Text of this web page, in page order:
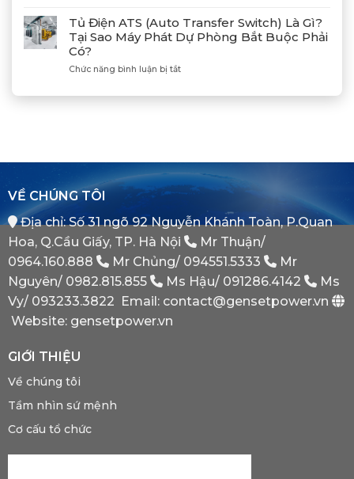
Mitsubishi
Heavy
Industries
Khẳng
Vị
Của
Bình
Minh
Phát
Bị
Dầu
Xác
Đồng
Bộ
Máy
Điện
Tủ Điện ATS (Auto Transfer Switch) Là Gì?
Tại Sao Máy Phát Dự Phòng Bắt Buộc Phải
Có?
Chức năng bình luận bị tắtở
Điện
Sao
Phát
Dự
Phòng
Bắt
Phải
Có?
VỀ CHÚNG TÔI
Địa chỉ: Số 31 ngõ 92 Nguyễn Khánh Toàn, P.Quan
Hoa, Q.Cầu Giấy, TP. Hà Nội
Mr Thuận/
0964.160.888
Mr Chủng/ 094551.5333
Mr
Nguyên/ 0982.815.855 Ms Hậu/ 091286.4142
Ms
Vy/ 093233.3822
Email: contact@gensetpower.vn
Website: gensetpower.vn
GIỚI THIỆU
Về chúng tôi
Tầm nhìn sứ mệnh
Cơ cấu tổ chức